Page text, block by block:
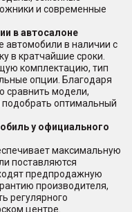
и современные
в автосалоне
автомобили в наличии с
в кратчайшие сроки.
комплектацию, тип
опции. Благодаря
сравнить модели,
оптимальный
у официального
максимальную
поставляются
предпродажную
производителя,
регулярного
центре.